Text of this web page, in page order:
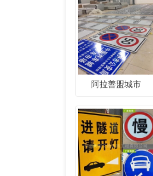
阿拉善盟城市